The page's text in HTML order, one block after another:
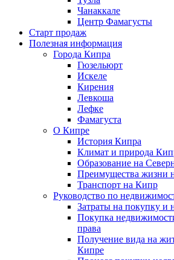
Чанаккале
Центр Фамагусты
Старт продаж
Полезная информация
Города Кипра
Гюзельюрт
Искеле
Кирения
Левкоша
Лефке
Фамагуста
О Кипре
История Кипра
Климат и природа
Образование на
Преимущества жизни
Транспорт на Кипр
Руководство по
Затраты на покупку и
Покупка
права
Получение вида на
Кипре